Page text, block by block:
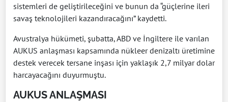
sistemleri de geliştirileceğini ve bunun da “güçlerine ileri
savaş teknolojileri kazandıracağını” kaydetti.
Avustralya hükümeti, şubatta, ABD ve İngiltere ile varılan
AUKUS anlaşması kapsamında nükleer denizaltı üretimine
destek verecek tersane inşası için yaklaşık 2,7 milyar dolar
harcayacağını duyurmuştu.
AUKUS ANLAŞMASI